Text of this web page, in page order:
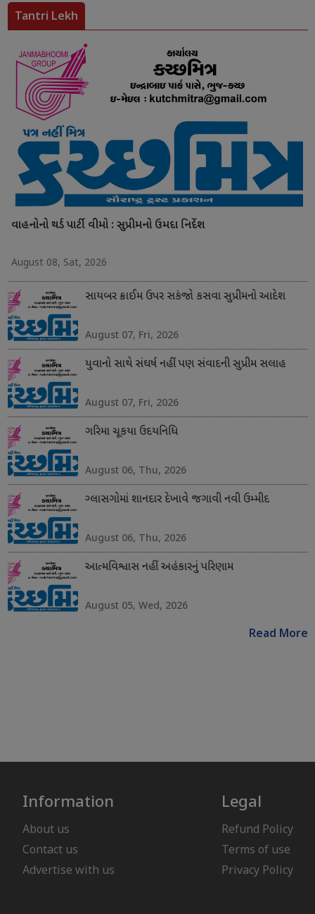
Tantri Lekh
વાહનોનો થર્ડ પાર્ટી વીમો : સુપ્રીમનો ઉમદા નિર્દેશ
August 08, Sat, 2026
સાયબર ક્રાઈમ ઉપર સકંજો કસવા સુપ્રીમનો આદેશ
August 07, Fri, 2026
યુવાનો સાથે સંઘર્ષ નહીં પણ સંવાદની સુપ્રીમ સલાહ
August 07, Fri, 2026
ગરિમા ચૂકયા ઉદયનિધિ
August 06, Thu, 2026
ગ્લાસગોમાં શાનદાર દેખાવે જગાવી નવી ઉમ્મીદ
August 06, Thu, 2026
આત્મવિશ્વાસ નહીં અહંકારનું પરિણામ
August 05, Wed, 2026
Read More
Information
About us
Contact us
Advertise with us
Legal
Refund Policy
Terms of use
Privacy Policy